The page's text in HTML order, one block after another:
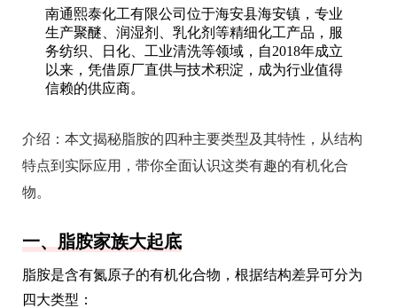
南通熙泰化工有限公司位于海安县海安镇，专业
生产聚醚、润湿剂、乳化剂等精细化工产品，服
务纺织、日化、工业清洗等领域，自2018年成立
以来，凭借原厂直供与技术积淀，成为行业值得
信赖的供应商。
介绍： 本文揭秘脂胺的四种主要类型及其特性，从结构
特点到实际应用，带你全面认识这类有趣的有机化合
物。
一、脂胺家族大起底
脂胺是含有氮原子的有机化合物，根据结构差异可分为
四大类型：